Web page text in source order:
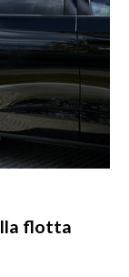
flotta